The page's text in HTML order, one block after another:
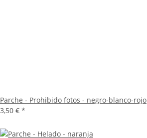
Parche - Prohibido fotos - negro-blanco-rojo
3,50 € *